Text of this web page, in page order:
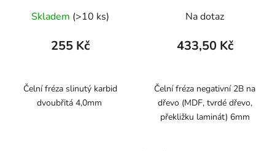
Skladem (>10 ks)
255 Kč
Čelní fréza slinutý karbid
dvoubřitá 4,0mm
Na dotaz
433,50 Kč
Čelní fréza negativní 2B na
dřevo (MDF, tvrdé dřevo,
překližku laminát) 6mm